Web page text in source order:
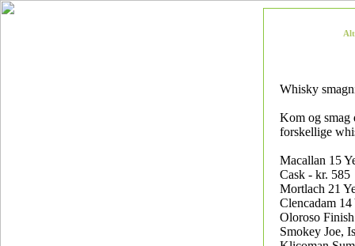
Whisky
Kom og smag
forskellige
Macallan 15
Cask - kr. 585
Mortlach 21
Clencadam 14
Oloroso
Smokey Joe,